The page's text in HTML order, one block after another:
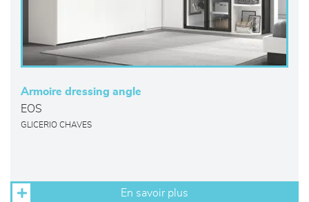
Armoire dressing angle
EOS
GLICERIO CHAVES
En savoir plus